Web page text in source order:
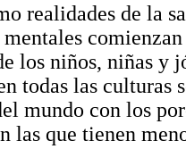
realidades de la
los niños, niñas y
todas las culturas
mundo con los
las que tienen